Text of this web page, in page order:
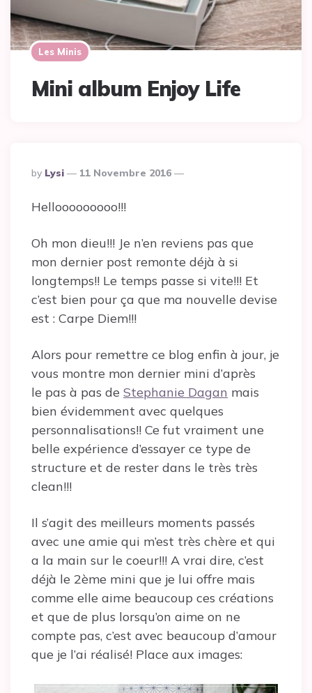
Les Minis
Mini album Enjoy Life
Posted
By
By Lysi 11 Novembre 2016
Hellooooooooo!!!
Oh mon dieu!!! Je n’en reviens pas que
mon dernier post remonte déjà à si
longtemps!! Le temps passe si vite!!! Et
c’est bien pour ça que ma nouvelle devise
est : Carpe Diem!!!
Alors pour remettre ce blog enfin à jour, je
vous montre mon dernier mini d’après
le pas à pas de Stephanie Dagan mais
bien évidemment avec quelques
personnalisations!! Ce fut vraiment une
belle expérience d’essayer ce type de
structure et de rester dans le très très
clean!!!
Il s’agit des meilleurs moments passés
avec une amie qui m’est très chère et qui
a la main sur le coeur!!! A vrai dire, c’est
déjà le 2ème mini que je lui offre mais
comme elle aime beaucoup ces créations
et que de plus lorsqu’on aime on ne
compte pas, c’est avec beaucoup d’amour
que je l’ai réalisé! Place aux images: